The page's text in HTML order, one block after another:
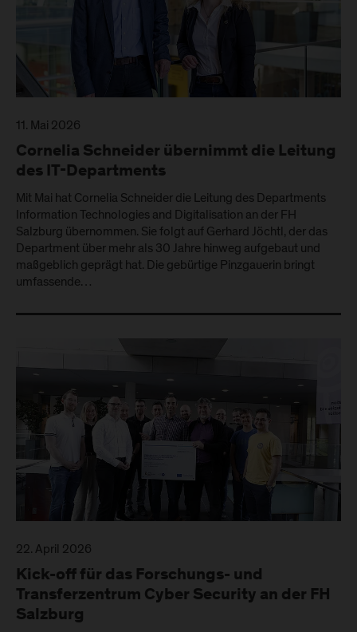
11. Mai 2026
Cornelia Schneider übernimmt die Leitung
des IT-Departments
Mit Mai hat Cornelia Schneider die Leitung des Departments
Information Technologies and Digitalisation an der FH
Salzburg übernommen. Sie folgt auf Gerhard Jöchtl, der das
Department über mehr als 30 Jahre hinweg aufgebaut und
maßgeblich geprägt hat. Die gebürtige Pinzgauerin bringt
umfassende…
22. April 2026
Kick-off für das Forschungs- und
Transferzentrum Cyber Security an der FH
Salzburg